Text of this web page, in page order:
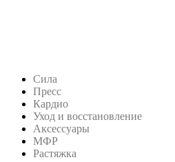
Сила
Пресс
Кардио
Уход и восстановление
Аксессуары
МФР
Растяжка